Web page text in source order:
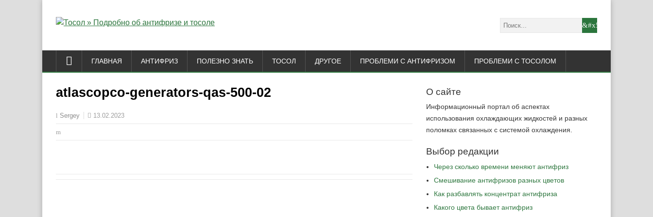
ГЛАВНАЯ АНТИФРИЗ ПОЛЕЗНО ЗНАТЬ ТОСОЛ ДРУГОЕ ПРОБЛЕМИ С АНТИФРИЗОМ ПРОБЛЕМИ С ТОСОЛОМ
atlascopco-generators-qas-500-02
Sergey 13.02.2023
О сайте
Информационный портал об аспектах
использования охлаждающих жидкостей и разных
поломках связанных с системой охлаждения.
Выбор редакции
Через сколько времени меняют антифриз
Cмешивание антифризов разных цветов
Как разбавлять концентрат антифриза
Какого цвета бывает антифриз